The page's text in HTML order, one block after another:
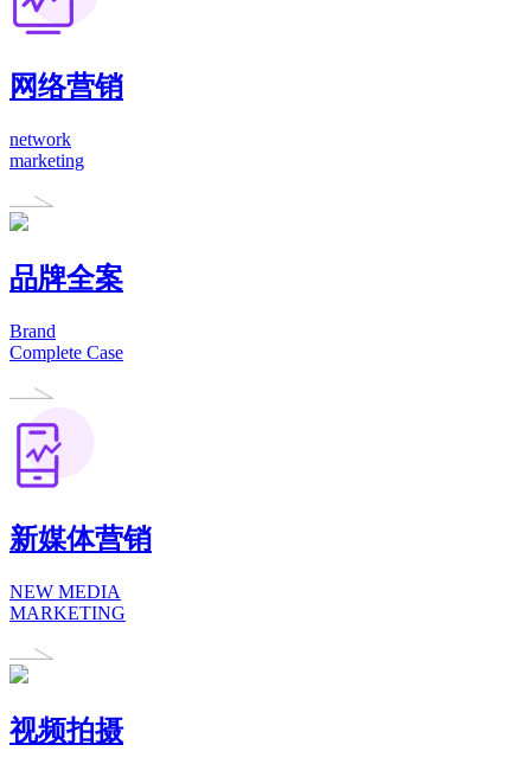
网络营销
network
marketing
品牌全案
Brand
Complete Case
新媒体营销
NEW MEDIA
MARKETING
视频拍摄